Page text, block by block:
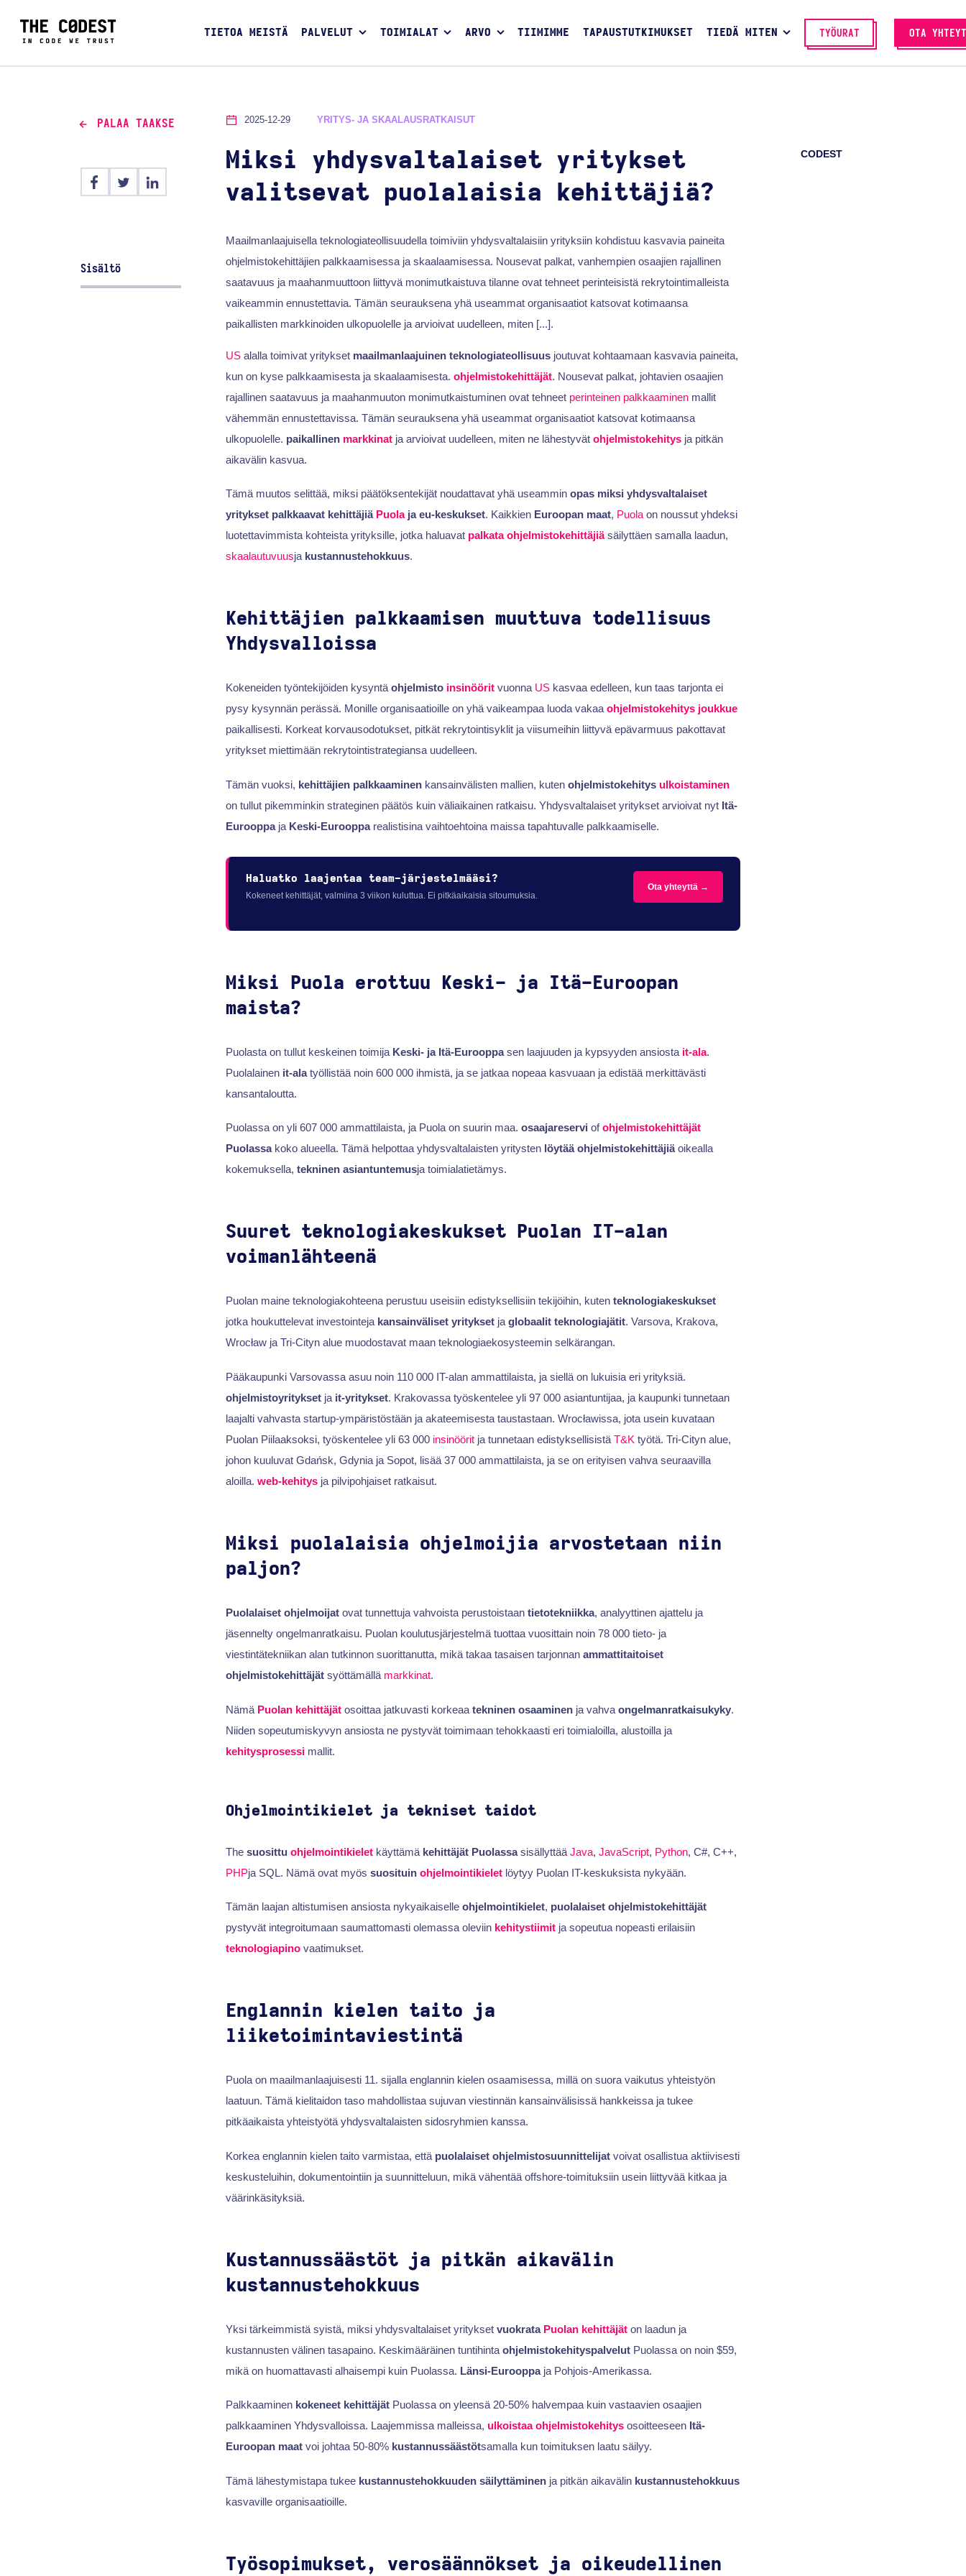
TIETOA MEISTÄ PALVELUT TOIMIALAT ARVO TIIMIMME TAPAUSTUTKIMUKSET TIEDÄ MITEN TYÖURAT OTA
PALAA TAAKSE
Sisältö
2025-12-29 YRITYS- JA SKAALAUSRATKAISUT
Miksi yhdysvaltalaiset yritykset
valitsevat puolalaisia kehittäjiä?
CODEST
Maailmanlaajuisella teknologiateollisuudella toimiviin yhdysvaltalaisiin yrityksiin kohdistuu kasvavia paineita
ohjelmistokehittäjien palkkaamisessa ja skaalaamisessa. Nousevat palkat, vanhempien osaajien rajallinen
saatavuus ja maahanmuuttoon liittyvä monimutkaistuva tilanne ovat tehneet perinteisistä rekrytointimalleista
vaikeammin ennustettavia. Tämän seurauksena yhä useammat organisaatiot katsovat kotimaansa
paikallisten markkinoiden ulkopuolelle ja arvioivat uudelleen, miten [...].
USalalla toimivat yritykset maailmanlaajuinen teknologiateollisuusjoutuvat kohtaamaan kasvavia paineita,
kun on kyse palkkaamisesta ja skaalaamisesta. ohjelmistokehittäjät. Nousevat palkat, johtavien osaajien
rajallinen saatavuus ja maahanmuuton monimutkaistuminen ovat tehneet perinteinen palkkaaminenmallit
vähemmän ennustettavissa. Tämän seurauksena yhä useammat organisaatiot katsovat kotimaansa
ulkopuolelle. paikallinen markkinatja arvioivat uudelleen, miten ne lähestyvät ohjelmistokehitysja pitkän
aikavälin kasvua.
Tämä muutos selittää, miksi päätöksentekijät noudattavat yhä useammin opas miksi yhdysvaltalaiset
yritykset palkkaavat kehittäjiä Puolaja eu-keskukset. Kaikkien Euroopan maat, Puolaon noussut yhdeksi
luotettavimmista kohteista yrityksille, jotka haluavat palkata ohjelmistokehittäjiäsäilyttäen samalla laadun,
skaalautuvuusja kustannustehokkuus.
Kehittäjien palkkaamisen muuttuva todellisuus
Yhdysvalloissa
Kokeneiden työntekijöiden kysyntä ohjelmisto insinööritvuonna USkasvaa edelleen, kun taas tarjonta ei
pysy kysynnän perässä. Monille organisaatioille on yhä vaikeampaa luoda vakaa ohjelmistokehitys joukkue
paikallisesti. Korkeat korvausodotukset, pitkät rekrytointisyklit ja viisumeihin liittyvä epävarmuus pakottavat
yritykset miettimään rekrytointistrategiansa uudelleen.
Tämän vuoksi, kehittäjien palkkaaminenkansainvälisten mallien, kuten ohjelmistokehitys ulkoistaminen
on tullut pikemminkin strateginen päätös kuin väliaikainen ratkaisu. Yhdysvaltalaiset yritykset arvioivat nyt Itä-
Eurooppaja Keski-Euroopparealistisina vaihtoehtoina maissa tapahtuvalle palkkaamiselle.
Haluatko laajentaa team-järjestelmääsi?
Kokeneet kehittäjät, valmiina 3 viikon kuluttua. Ei pitkäaikaisia sitoumuksia.
Ota yhteyttä →
Miksi Puola erottuu Keski- ja Itä-Euroopan
maista?
Puolasta on tullut keskeinen toimija Keski- ja Itä-Eurooppasen laajuuden ja kypsyyden ansiosta it-ala.
Puolalainen it-alatyöllistää noin 600 000 ihmistä, ja se jatkaa nopeaa kasvuaan ja edistää merkittävästi
kansantaloutta.
Puolassa on yli 607 000 ammattilaista, ja Puola on suurin maa. osaajareservi ofohjelmistokehittäjät
Puolassakoko alueella. Tämä helpottaa yhdysvaltalaisten yritysten löytää ohjelmistokehittäjiäoikealla
kokemuksella, tekninen asiantuntemusja toimialatietämys.
Suuret teknologiakeskukset Puolan IT-alan
voimanlähteenä
Puolan maine teknologiakohteena perustuu useisiin edistyksellisiin tekijöihin, kuten teknologiakeskukset
jotka houkuttelevat investointeja kansainväliset yrityksetja globaalit teknologiajätit. Varsova, Krakova,
Wrocław ja Tri-Cityn alue muodostavat maan teknologiaekosysteemin selkärangan.
Pääkaupunki Varsovassa asuu noin 110 000 IT-alan ammattilaista, ja siellä on lukuisia eri yrityksiä.
ohjelmistoyrityksetja it-yritykset. Krakovassa työskentelee yli 97 000 asiantuntijaa, ja kaupunki tunnetaan
laajalti vahvasta startup-ympäristöstään ja akateemisesta taustastaan. Wrocławissa, jota usein kuvataan
Puolan Piilaaksoksi, työskentelee yli 63 000 insinööritja tunnetaan edistyksellisistä T&K työtä. Tri-Cityn alue,
johon kuuluvat Gdańsk, Gdynia ja Sopot, lisää 37 000 ammattilaista, ja se on erityisen vahva seuraavilla
aloilla. web-kehitysja pilvipohjaiset ratkaisut.
Miksi puolalaisia ohjelmoijia arvostetaan niin
paljon?
Puolalaiset ohjelmoijatovat tunnettuja vahvoista perustoistaan tietotekniikka, analyyttinen ajattelu ja
jäsennelty ongelmanratkaisu. Puolan koulutusjärjestelmä tuottaa vuosittain noin 78 000 tieto- ja
viestintätekniikan alan tutkinnon suorittanutta, mikä takaa tasaisen tarjonnan ammattitaitoiset
ohjelmistokehittäjätsyöttämällä markkinat.
Nämä Puolan kehittäjätosoittaa jatkuvasti korkeaa tekninen osaaminenja vahva ongelmanratkaisukyky.
Niiden sopeutumiskyvyn ansiosta ne pystyvät toimimaan tehokkaasti eri toimialoilla, alustoilla ja
kehitysprosessimallit.
Ohjelmointikielet ja tekniset taidot
The suosittu ohjelmointikieletkäyttämä kehittäjät Puolassasisällyttää Java, JavaScript, Python, C#, C++,
PHPja SQL. Nämä ovat myös suosituin ohjelmointikieletlöytyy Puolan IT-keskuksista nykyään.
Tämän laajan altistumisen ansiosta nykyaikaiselle ohjelmointikielet, puolalaiset ohjelmistokehittäjät
pystyvät integroitumaan saumattomasti olemassa oleviin kehitystiimitja sopeutua nopeasti erilaisiin
teknologiapinovaatimukset.
Englannin kielen taito ja
liiketoimintaviestintä
Puola on maailmanlaajuisesti 11. sijalla englannin kielen osaamisessa, millä on suora vaikutus yhteistyön
laatuun. Tämä kielitaidon taso mahdollistaa sujuvan viestinnän kansainvälisissä hankkeissa ja tukee
pitkäaikaista yhteistyötä yhdysvaltalaisten sidosryhmien kanssa.
Korkea englannin kielen taito varmistaa, että puolalaiset ohjelmistosuunnittelijatvoivat osallistua aktiivisesti
keskusteluihin, dokumentointiin ja suunnitteluun, mikä vähentää offshore-toimituksiin usein liittyvää kitkaa ja
väärinkäsityksiä.
Kustannussäästöt ja pitkän aikavälin
kustannustehokkuus
Yksi tärkeimmistä syistä, miksi yhdysvaltalaiset yritykset vuokrata Puolan kehittäjäton laadun ja
kustannusten välinen tasapaino. Keskimääräinen tuntihinta ohjelmistokehityspalvelutPuolassa on noin $59,
mikä on huomattavasti alhaisempi kuin Puolassa. Länsi-Eurooppaja Pohjois-Amerikassa.
Palkkaaminen kokeneet kehittäjätPuolassa on yleensä 20-50% halvempaa kuin vastaavien osaajien
palkkaaminen Yhdysvalloissa. Laajemmissa malleissa, ulkoistaa ohjelmistokehitysosoitteeseen Itä-
Euroopan maatvoi johtaa 50-80% kustannussäästötsamalla kun toimituksen laatu säilyy.
Tämä lähestymistapa tukee kustannustehokkuuden säilyttäminenja pitkän aikavälin kustannustehokkuus
kasvaville organisaatioille.
Työsopimukset, verosäännökset ja oikeudellinen